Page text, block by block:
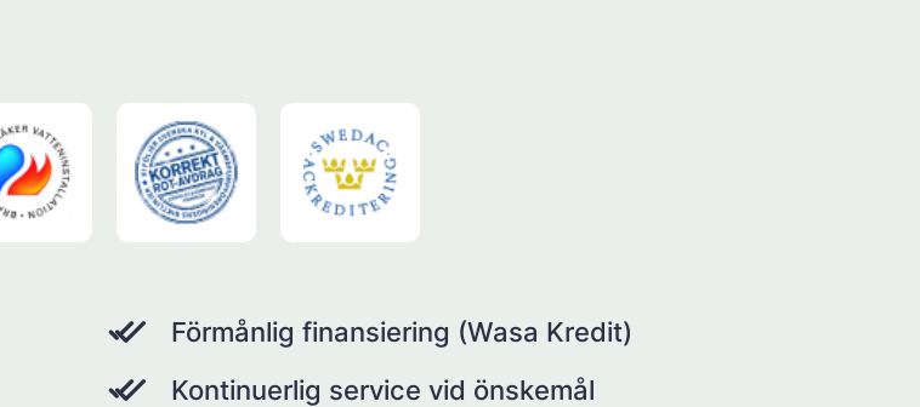
Förmånlig finansiering (Wasa Kredit)
Kontinuerlig service vid önskemål